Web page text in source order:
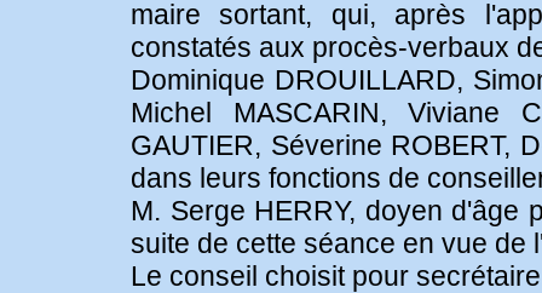
maire sortant, qui, après
constatés aux procès-verbaux
Dominique DROUILLARD,
Michel MASCARIN, Viviane
GAUTIER, Séverine ROBERT,
dans leurs fonctions de
M. Serge HERRY, doyen d'âge
suite de cette séance en vue de
Le conseil choisit pour